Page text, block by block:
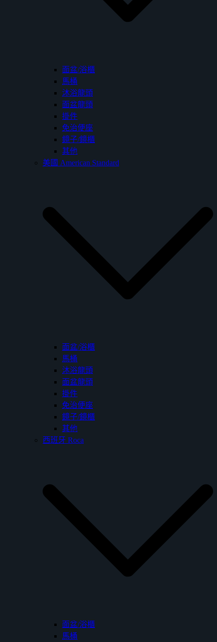
面盆/浴櫃
馬桶
沐浴龍頭
面盆龍頭
掛件
免治便座
鏡子/鏡櫃
其他
美國 American Standard
面盆/浴櫃
馬桶
沐浴龍頭
面盆龍頭
掛件
免治便座
鏡子/鏡櫃
其他
西班牙 Roca
面盆/浴櫃
馬桶